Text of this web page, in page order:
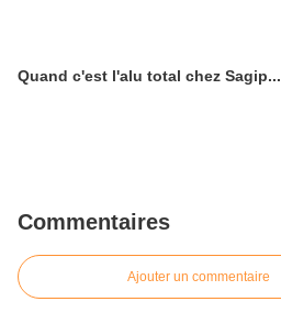
Quand c'est l'alu total chez Sagip...
Commentaires
Ajouter un commentaire